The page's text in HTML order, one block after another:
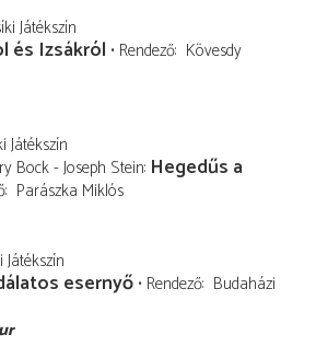
Játékszín
és Izsákról Rendező Kövesdy
Játékszín
Bock - Joseph Stein Hegedűs a
Parászka Miklós
Játékszín
esernyő Rendező Budaházi